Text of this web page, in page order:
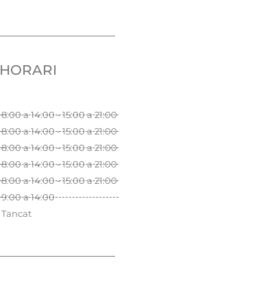
HORARI
8:00 a 14:00 - 15:00 a 21:00
8:00 a 14:00 - 15:00 a 21:00
8:00 a 14:00 - 15:00 a 21:00
8:00 a 14:00 - 15:00 a 21:00
8:00 a 14:00 - 15:00 a 21:00
9:00 a 14:00
Tancat